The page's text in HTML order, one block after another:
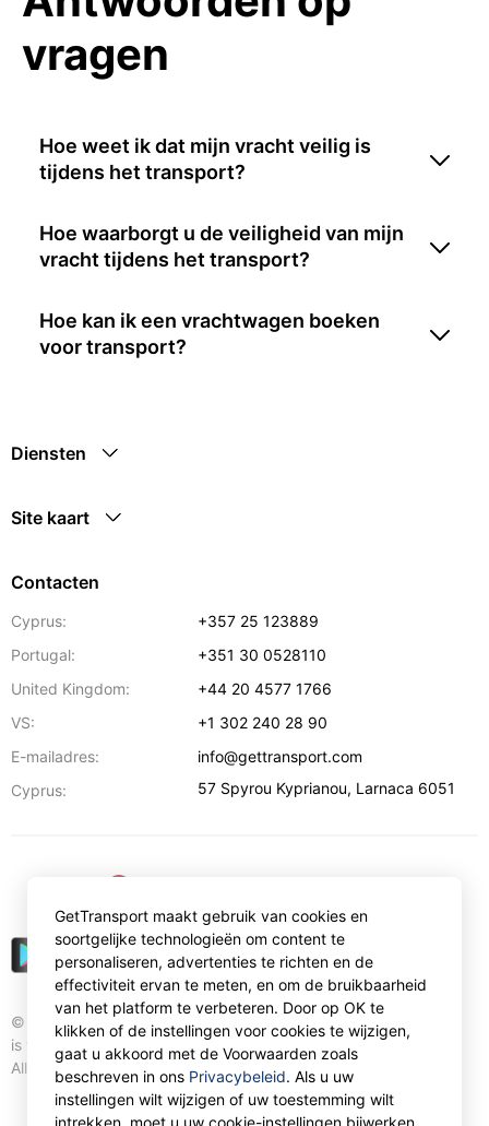
vragen
Hoe weet ik dat mijn vracht veilig is
tijdens het transport?
Hoe waarborgt u de veiligheid van mijn
vracht tijdens het transport?
Hoe kan ik een vrachtwagen boeken
voor transport?
Diensten
Site kaart
Contacten
Cyprus:
+357 25 123889
Portugal:
+351 30 0528110
United Kingdom:
+44 20 4577 1766
VS:
+1 302 240 28 90
E-mailadres:
info@gettransport.com
Cyprus:
57 Spyrou Kyprianou, Larnaca 6051
© Gettransport International Limited. GetTransport®
is trademark of Gettransport International Limited.
All rights reserved.
GetTransport maakt gebruik van cookies en
soortgelijke technologieën om content te
personaliseren, advertenties te richten en de
effectiviteit ervan te meten, en om de bruikbaarheid
van het platform te verbeteren. Door op OK te
klikken of de instellingen voor cookies te wijzigen,
gaat u akkoord met de Voorwaarden zoals
beschreven in ons Privacybeleid. Als u uw
instellingen wilt wijzigen of uw toestemming wilt
intrekken, moet u uw cookie-instellingen bijwerken.